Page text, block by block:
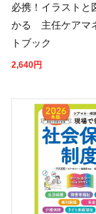
必携！イラストと
かる 主任ケアマ
トブック
2,640円